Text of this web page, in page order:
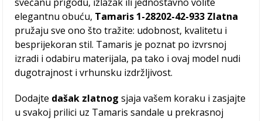
elegantnu obuću, Tamaris 1-28202-42-933 Zlatna
pružaju sve ono što tražite: udobnost, kvalitetu i
besprijekoran stil. Tamaris je poznat po izvrsnoj
izradi i odabiru materijala, pa tako i ovaj model nudi
dugotrajnost i vrhunsku izdržljivost.
Dodajte dašak zlatnog sjaja vašem koraku i zasjajte
u svakoj prilici uz Tamaris sandale u prekrasnoj